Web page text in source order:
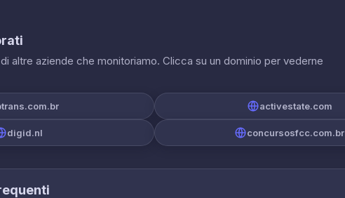
altre aziende che monitoriamo. Clicca su un dominio per vederne
activestate.com
digid.nl concursosfcc.com.br